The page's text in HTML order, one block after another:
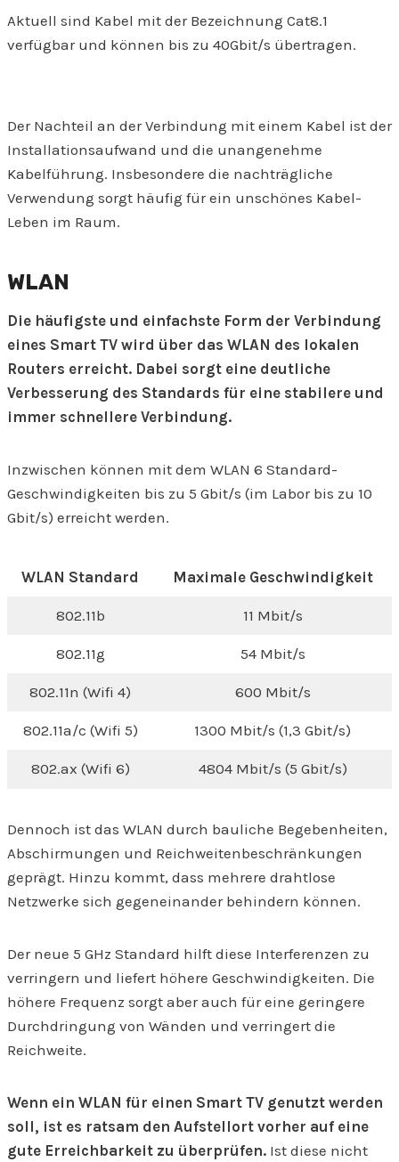
Aktuell sind Kabel mit der Bezeichnung Cat8.1
verfügbar und können bis zu 40Gbit/s übertragen.
Der Nachteil an der Verbindung mit einem Kabel ist der
Installationsaufwand und die unangenehme
Kabelführung. Insbesondere die nachträgliche
Verwendung sorgt häufig für ein unschönes Kabel-
Leben im Raum.
WLAN
Die häufigste und einfachste Form der Verbindung
eines Smart TV wird über das WLAN des lokalen
Routers erreicht. Dabei sorgt eine deutliche
Verbesserung des Standards für eine stabilere und
immer schnellere Verbindung.
Inzwischen können mit dem WLAN 6 Standard-
Geschwindigkeiten bis zu 5 Gbit/s (im Labor bis zu 10
Gbit/s) erreicht werden.
WLAN Standard Maximale Geschwindigkeit
802.11b 11 Mbit/s
802.11g 54 Mbit/s
802.11n (Wifi 4) 600 Mbit/s
802.11a/c (Wifi 5) 1300 Mbit/s (1,3 Gbit/s)
802.ax (Wifi 6) 4804 Mbit/s (5 Gbit/s)
Dennoch ist das WLAN durch bauliche Begebenheiten,
Abschirmungen und Reichweitenbeschränkungen
geprägt. Hinzu kommt, dass mehrere drahtlose
Netzwerke sich gegeneinander behindern können.
Der neue 5 GHz Standard hilft diese Interferenzen zu
verringern und liefert höhere Geschwindigkeiten. Die
höhere Frequenz sorgt aber auch für eine geringere
Durchdringung von Wänden und verringert die
Reichweite.
Wenn ein WLAN für einen Smart TV genutzt werden
soll, ist es ratsam den Aufstellort vorher auf eine
gute Erreichbarkeit zu überprüfen. Ist diese nicht